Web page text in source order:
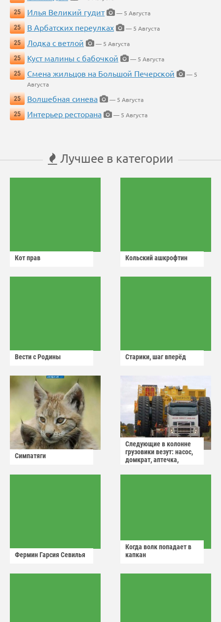
25
Илья Великий гудит
— 5 Августа
25
В Арбатских переулках
— 5 Августа
25
Лодка с ветлой
— 5 Августа
25
Куст малины с бабочкой
— 5 Августа
25
Смена жильцов на Большой Печерской
— 5
Августа
25
Волшебная синева
— 5 Августа
25
Интерьер ресторана — 5 Августа
Лучшее в категории
Кот прав Кольский ашкрофтин
Вести с Родины Старики, шаг вперёд
Симпатяги
Следующие в колонне
грузовики везут: насос,
домкрат, аптечка,
Фермин Гарсия Севилья
Когда волк попадает в
капкан